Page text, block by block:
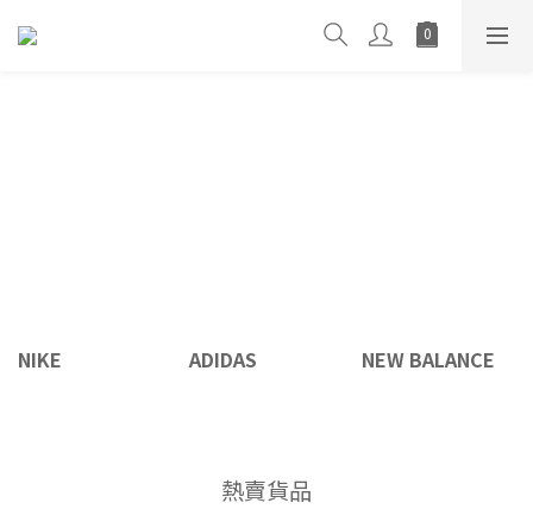
NIKE ADIDAS NEW BALANCE
熱賣貨品